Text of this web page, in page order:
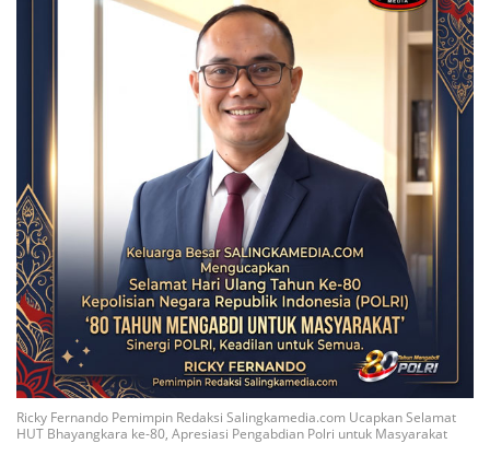
Ricky Fernando Pemimpin Redaksi Salingkamedia.com Ucapkan Selamat
HUT Bhayangkara ke-80, Apresiasi Pengabdian Polri untuk Masyarakat